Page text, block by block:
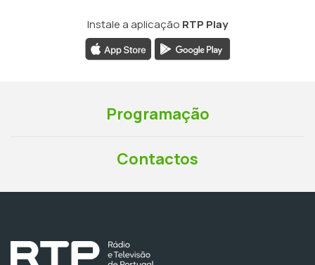
Instale a aplicação RTP Play
Programação
Contactos